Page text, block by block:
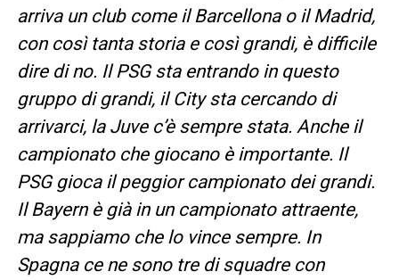
arriva un club come il Barcellona o il Madrid,
con così tanta storia e così grandi, è difficile
dire di no. Il PSG sta entrando in questo
gruppo di grandi, il City sta cercando di
arrivarci, la Juve c’è sempre stata. Anche il
campionato che giocano è importante. Il
PSG gioca il peggior campionato dei grandi.
Il Bayern è già in un campionato attraente,
ma sappiamo che lo vince sempre. In
Spagna ce ne sono tre di squadre con